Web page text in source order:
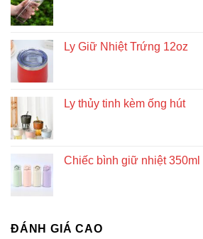
Ly Giữ Nhiệt Trứng 12oz
Ly thủy tinh kèm ống hút
Chiếc bình giữ nhiệt 350ml
ĐÁNH GIÁ CAO